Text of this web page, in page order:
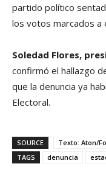
partido político
los votos marcados a
Soledad Flores,
confirmó el hallazgo
que la denuncia ya
Electoral.
SOURCE
Texto: Aton/
TAGS
denuncia